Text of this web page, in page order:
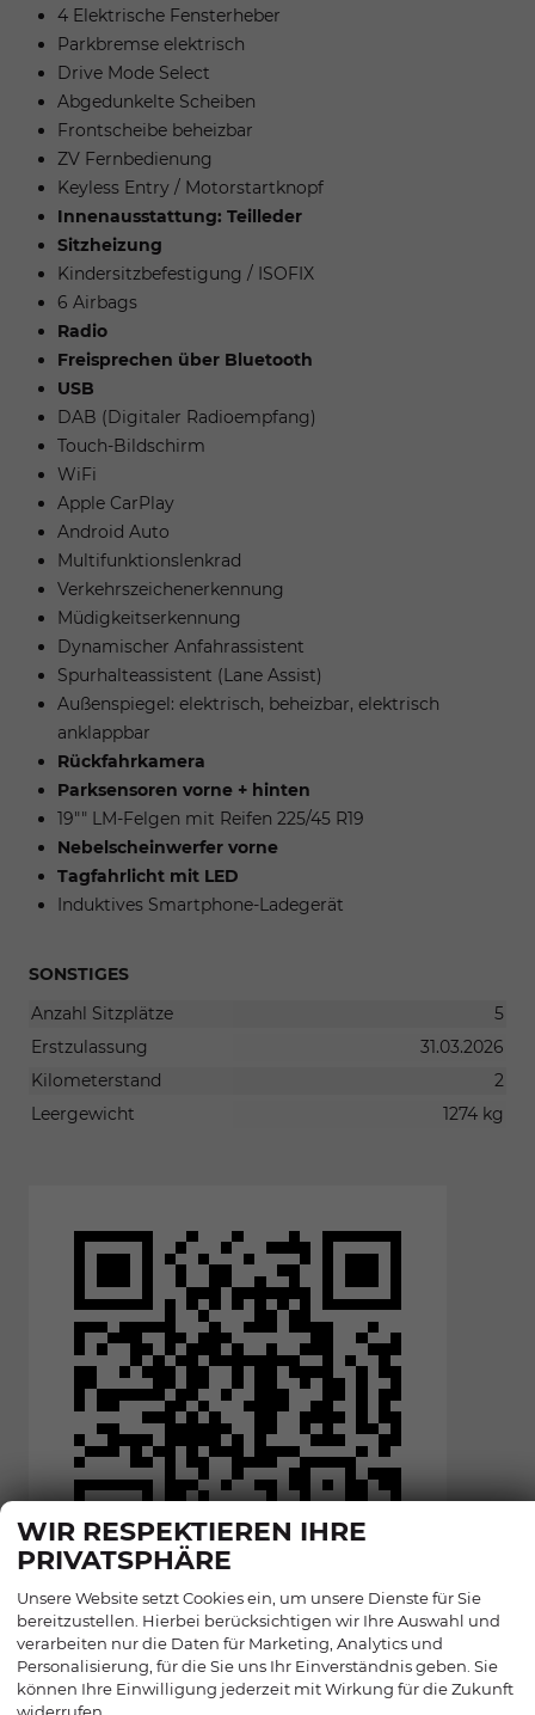
4 Elektrische Fensterheber
Parkbremse elektrisch
Drive Mode Select
Abgedunkelte Scheiben
Frontscheibe beheizbar
ZV Fernbedienung
Keyless Entry / Motorstartknopf
Innenausstattung: Teilleder
Sitzheizung
Kindersitzbefestigung / ISOFIX
6 Airbags
Radio
Freisprechen über Bluetooth
USB
DAB (Digitaler Radioempfang)
Touch-Bildschirm
WiFi
Apple CarPlay
Android Auto
Multifunktionslenkrad
Verkehrszeichenerkennung
Müdigkeitserkennung
Dynamischer Anfahrassistent
Spurhalteassistent (Lane Assist)
Außenspiegel: elektrisch, beheizbar, elektrisch
anklappbar
Rückfahrkamera
Parksensoren vorne + hinten
19"" LM-Felgen mit Reifen 225/45 R19
Nebelscheinwerfer vorne
Tagfahrlicht mit LED
Induktives Smartphone-Ladegerät
SONSTIGES
Anzahl Sitzplätze
5
Erstzulassung
31.03.2026
Kilometerstand
2
Leergewicht
1274 kg
WIR RESPEKTIEREN IHRE
PRIVATSPHÄRE
Unsere Website setzt Cookies ein, um unsere Dienste für Sie
bereitzustellen. Hierbei berücksichtigen wir Ihre Auswahl und
verarbeiten nur die Daten für Marketing, Analytics und
Personalisierung, für die Sie uns Ihr Einverständnis geben. Sie
können Ihre Einwilligung jederzeit mit Wirkung für die Zukunft
widerrufen.